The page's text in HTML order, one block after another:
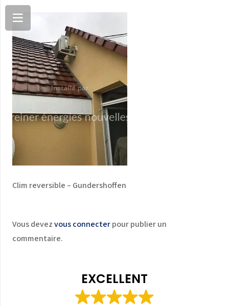
Clim reversible – Gundershoffen
Vous devezvous connecterpour publier un
commentaire.
EXCELLENT